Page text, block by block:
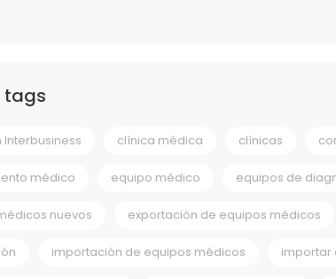
tags
clínica médica clínicas
médico equipo médico equipos de
nuevos exportación de equipos médicos
importación de equipos médicos importar